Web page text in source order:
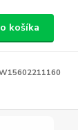
košíka